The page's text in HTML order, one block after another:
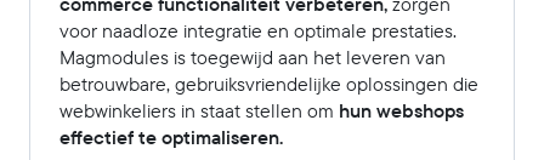
voor naadloze integratie en optimale prestaties.
Magmodules is toegewijd aan het leveren van
betrouwbare, gebruiksvriendelijke oplossingen die
webwinkeliers in staat stellen om hun webshops
effectief te optimaliseren.